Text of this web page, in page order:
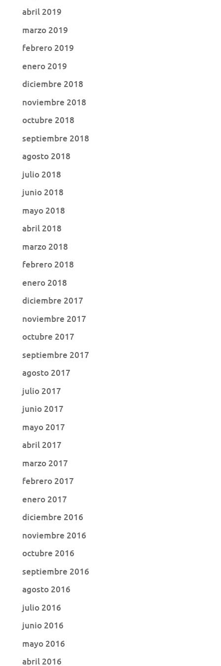
abril 2019
marzo 2019
febrero 2019
enero 2019
diciembre 2018
noviembre 2018
octubre 2018
septiembre 2018
agosto 2018
julio 2018
junio 2018
mayo 2018
abril 2018
marzo 2018
febrero 2018
enero 2018
diciembre 2017
noviembre 2017
octubre 2017
septiembre 2017
agosto 2017
julio 2017
junio 2017
mayo 2017
abril 2017
marzo 2017
febrero 2017
enero 2017
diciembre 2016
noviembre 2016
octubre 2016
septiembre 2016
agosto 2016
julio 2016
junio 2016
mayo 2016
abril 2016